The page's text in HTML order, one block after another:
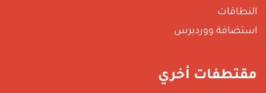
النطاقات
استضافة ووردبرس
مقتطفات أخري